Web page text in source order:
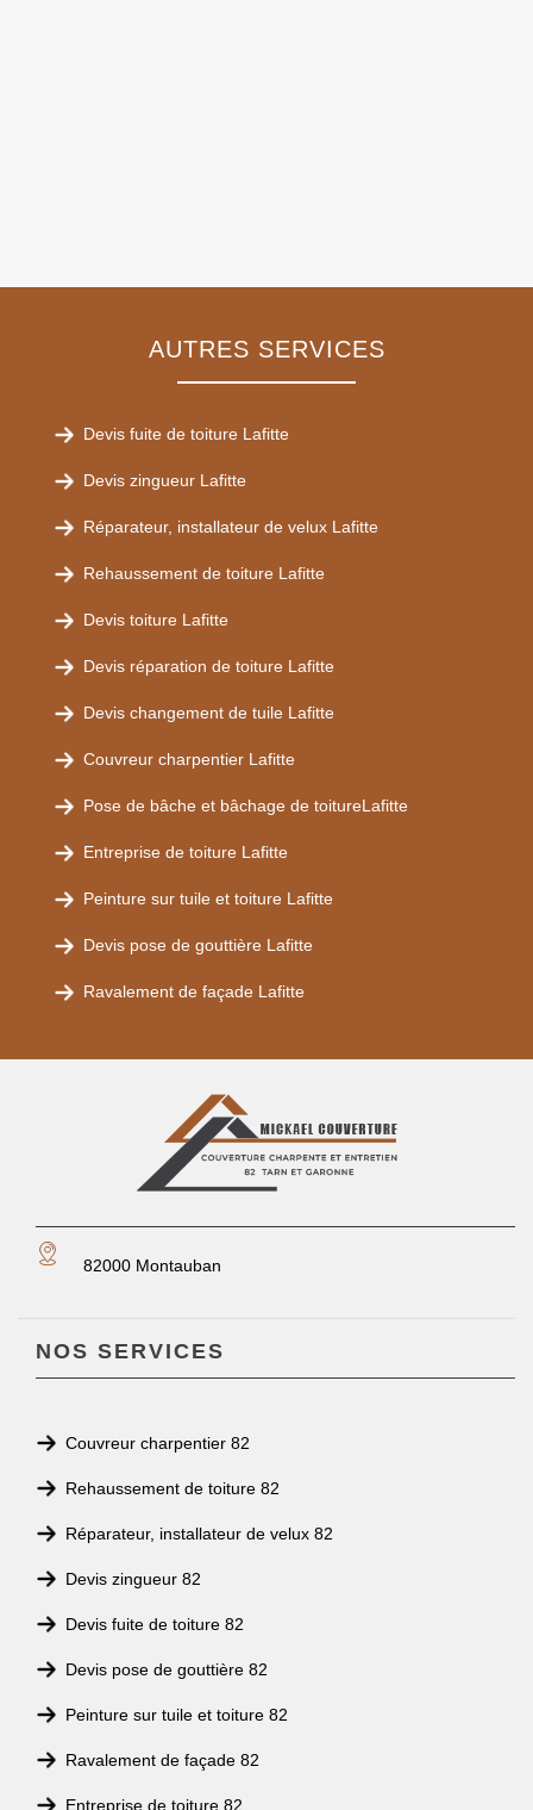
AUTRES SERVICES
Devis fuite de toiture Lafitte
Devis zingueur Lafitte
Réparateur, installateur de velux Lafitte
Rehaussement de toiture Lafitte
Devis toiture Lafitte
Devis réparation de toiture Lafitte
Devis changement de tuile Lafitte
Couvreur charpentier Lafitte
Pose de bâche et bâchage de toitureLafitte
Entreprise de toiture Lafitte
Peinture sur tuile et toiture Lafitte
Devis pose de gouttière Lafitte
Ravalement de façade Lafitte
82000 Montauban
NOS SERVICES
Couvreur charpentier 82
Rehaussement de toiture 82
Réparateur, installateur de velux 82
Devis zingueur 82
Devis fuite de toiture 82
Devis pose de gouttière 82
Peinture sur tuile et toiture 82
Ravalement de façade 82
Entreprise de toiture 82